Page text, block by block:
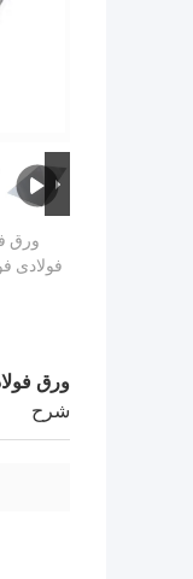
ورق
فولادی
ورق
شرح